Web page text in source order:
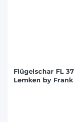
Flügelschar FL
Lemken by Frank